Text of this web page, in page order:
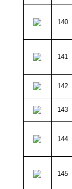
140
141
142
143
144
145